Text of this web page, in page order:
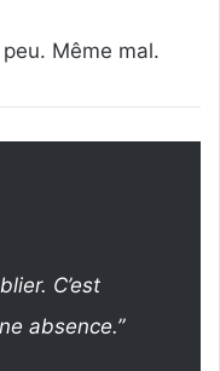
Même mal.
C’est
absence.”